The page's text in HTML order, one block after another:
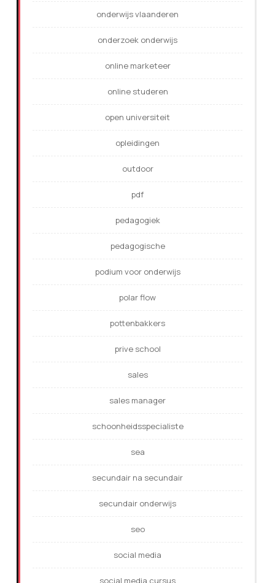
onderwijs vlaanderen
onderzoek onderwijs
online marketeer
online studeren
open universiteit
opleidingen
outdoor
pdf
pedagogiek
pedagogische
podium voor onderwijs
polar flow
pottenbakkers
prive school
sales
sales manager
schoonheidsspecialiste
sea
secundair na secundair
secundair onderwijs
seo
social media
social media cursus